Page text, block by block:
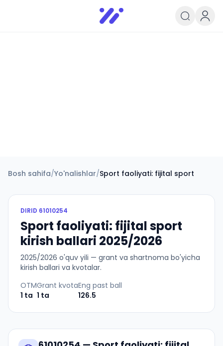
Infoedu
Ta&#039;lim xabarlari va
Bosh sahifa/Yo'nalishlar/Sport faoliyati: fijital sport
DIRID 61010254
Sport faoliyati: fijital sport
kirish ballari 2025/2026
2025/2026 o'quv yili — grant va shartnoma bo'yicha
kirish ballari va kvotalar.
OTM
1 ta
Grant kvota
1 ta
Eng past ball
126.5